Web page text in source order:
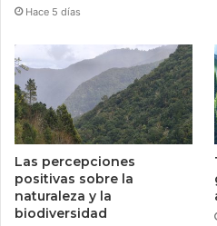
Hace 5 días
Las percepciones
positivas sobre la
naturaleza y la
biodiversidad